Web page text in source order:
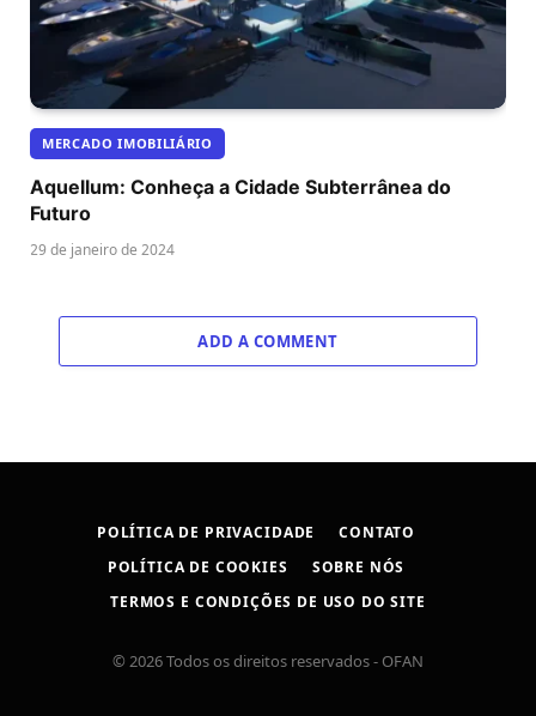
MERCADO IMOBILIÁRIO
Aquellum: Conheça a Cidade Subterrânea do
Futuro
29 de janeiro de 2024
ADD A COMMENT
POLÍTICA DE PRIVACIDADE
CONTATO
POLÍTICA DE COOKIES
SOBRE NÓS
TERMOS E CONDIÇÕES DE USO DO SITE
© 2026 Todos os direitos reservados - OFAN